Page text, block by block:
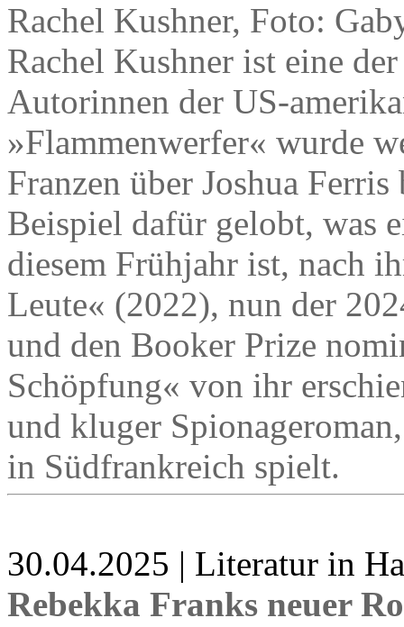
Rachel Kushner, Foto:
Rachel Kushner ist eine
Autorinnen der US-
»Flammenwerfer« wurde
Franzen über Joshua
Beispiel dafür gelobt, was
diesem Frühjahr ist, nach
Leute« (2022), nun der
und den Booker Prize
Schöpfung« von ihr
und kluger
in Südfrankreich spielt.
30.04.2025 | Literatur in
Rebekka Franks neuer